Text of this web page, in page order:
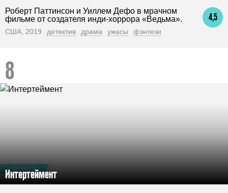
4,5
Роберт Паттинсон и Уиллем Дефо в мрачном
фильме от создателя инди-хоррора «Ведьма».
США, 2019 детектив драма ужасы фэнтези
ПРЕМЬЕРА
Интертеймент